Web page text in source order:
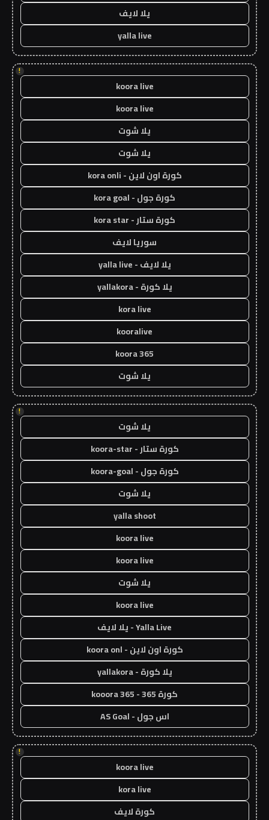
يلا لايف
yalla live
!
koora live
koora live
يلا شوت
يلا شوت
كورة اون لاين - kora onli
كورة جول - kora goal
كورة ستار - kora star
سوريا لايف
يلا لايف - yalla live
يلا كورة - yallakora
kora live
kooralive
koora 365
يلا شوت
!
يلا شوت
كورة ستار - koora-star
كورة جول - koora-goal
يلا شوت
yalla shoot
koora live
koora live
يلا شوت
koora live
Yalla Live - يلا لايف
كورة اون لاين - koora onl
يلا كورة - yallakora
كورة 365 - kooora 365
اس جول - AS Goal
!
koora live
kora live
كورة لايف